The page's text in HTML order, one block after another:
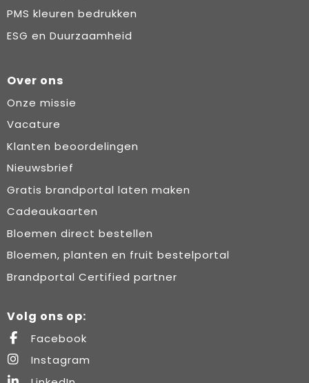
PMS kleuren bedrukken
ESG en Duurzaamheid
Over ons
Onze missie
Vacature
Klanten beoordelingen
Nieuwsbrief
Gratis brandportal laten maken
Cadeaukaarten
Bloemen direct bestellen
Bloemen, planten en fruit bestelportal
Brandportal Certified partner
Volg ons op:
Facebook
Instagram